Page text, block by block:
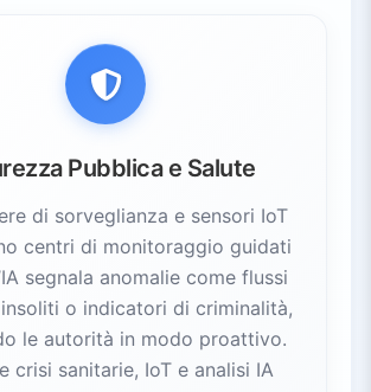
Pubblica e Salute
di sorveglianza e sensori IoT
centri di monitoraggio guidati
segnala anomalie come flussi
o indicatori di criminalità,
le autorità in modo proattivo.
crisi sanitarie, IoT e analisi IA